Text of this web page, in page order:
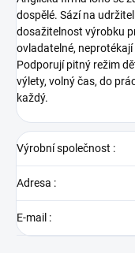
dospělé. Sází na
dosažitelnost výrobku
ovladatelné,
Podporují pitný režim
výlety, volný čas, do
každý.
Výrobní společnost :
Adresa :
E-mail :